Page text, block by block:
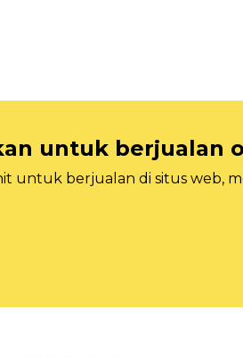
untuk berjualan
untuk berjualan di situs web,